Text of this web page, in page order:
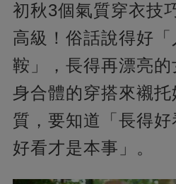
初秋3個氣質穿衣技
高級！俗話說得好
鞍」，長得再漂亮
身合體的穿搭來襯
質，要知道「長得
好看才是本事」。